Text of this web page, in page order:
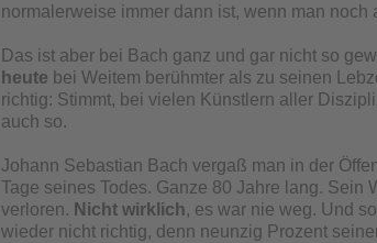
normalerweise immer dann ist, wenn man noch
Das ist aber bei Bach ganz und gar nicht so
heute bei Weitem berühmter als zu seinen
richtig: Stimmt, bei vielen Künstlern aller
auch so.
Johann Sebastian Bach vergaß man in der
Tage seines Todes. Ganze 80 Jahre lang. Sein
verloren. Nicht wirklich, es war nie weg. Und
wieder nicht richtig, denn neunzig Prozent